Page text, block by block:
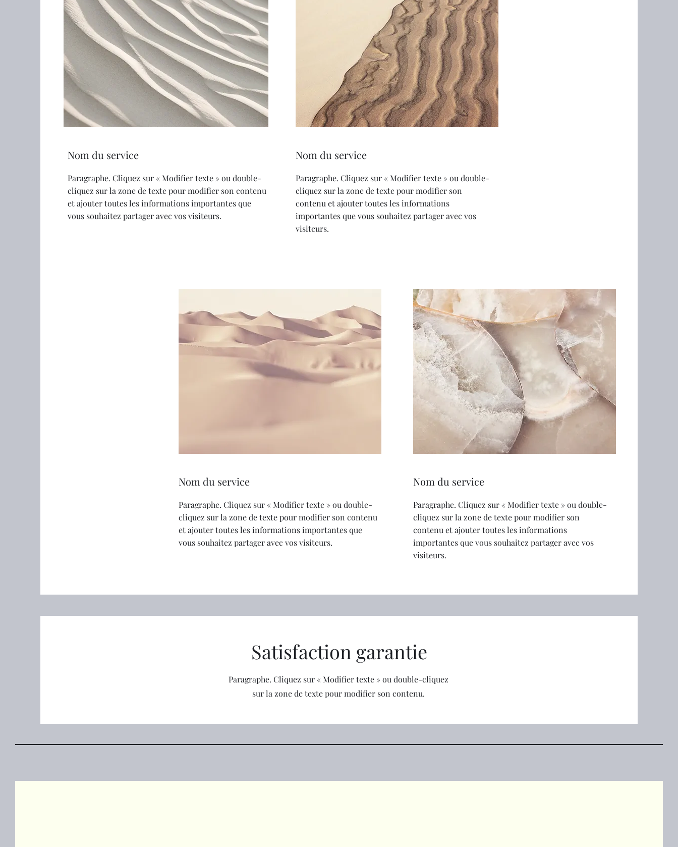
Nom du service
Paragraphe. Cliquez sur « Modifier texte » ou double-
cliquez sur la zone de texte pour modifier son contenu
et ajouter toutes les informations importantes que
vous souhaitez partager avec vos visiteurs.
Nom du service
Paragraphe. Cliquez sur « Modifier texte » ou double-
cliquez sur la zone de texte pour modifier son
contenu et ajouter toutes les informations
importantes que vous souhaitez partager avec vos
visiteurs.
Nom du service
Paragraphe. Cliquez sur « Modifier texte » ou double-
cliquez sur la zone de texte pour modifier son contenu
et ajouter toutes les informations importantes que
vous souhaitez partager avec vos visiteurs.
Nom du service
Paragraphe. Cliquez sur « Modifier texte » ou double-
cliquez sur la zone de texte pour modifier son
contenu et ajouter toutes les informations
importantes que vous souhaitez partager avec vos
visiteurs.
Satisfaction garantie
Paragraphe. Cliquez sur « Modifier texte » ou double-cliquez
sur la zone de texte pour modifier son contenu.